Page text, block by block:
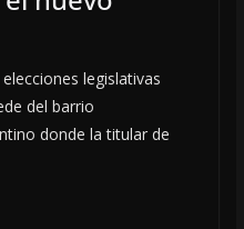
legislativas
del barrio
donde la titular de